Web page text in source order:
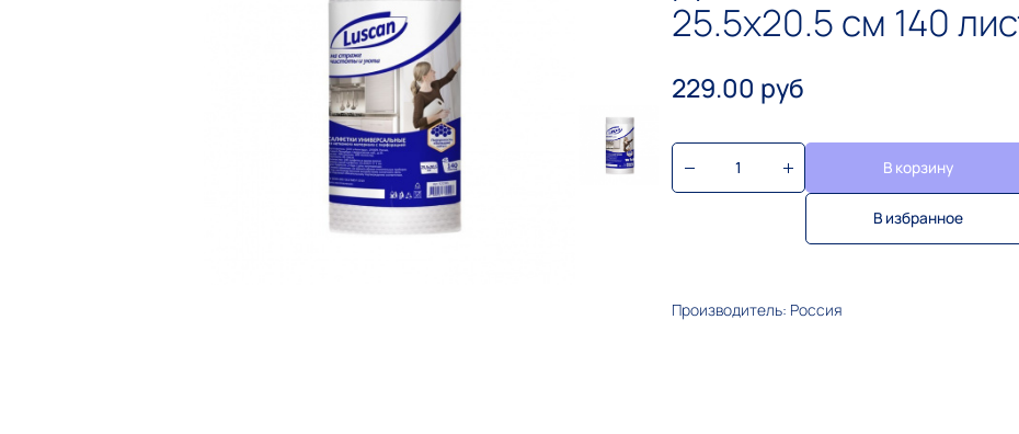
25.5x20.5 см 140
229.00 руб
В корзину
В избранное
Производитель: Россия